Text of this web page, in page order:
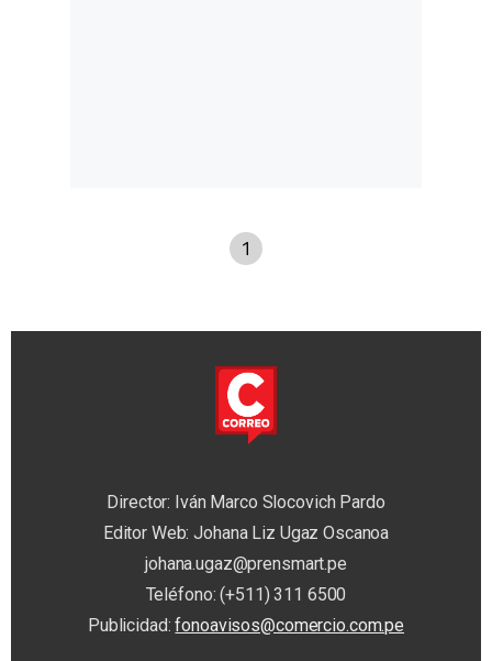
1
Director: Iván Marco Slocovich Pardo
Editor Web: Johana Liz Ugaz Oscanoa
johana.ugaz@prensmart.pe
Teléfono: (+511) 311 6500
Publicidad:fonoavisos@comercio.com.pe